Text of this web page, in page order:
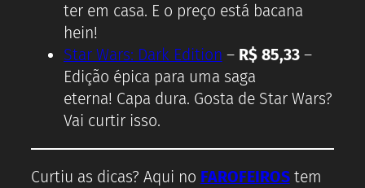
ter em casa. E o preço está bacana
hein!
Star Wars: Dark Edition – R$ 85,33–
Edição épica para uma saga
eterna! Capa dura. Gosta de Star Wars?
Vai curtir isso.
Curtiu as dicas? Aqui no FAROFEIROStem